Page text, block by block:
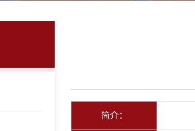
简介：